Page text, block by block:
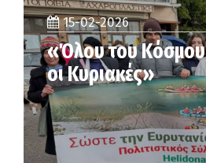
15-02-2026
«Όλου του Κόσμου
οι Κυριακές»